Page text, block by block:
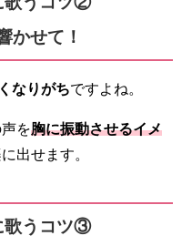
かせて！
なりがちですよね。
を胸に振動させるイメ
出せます。
歌うコツ③